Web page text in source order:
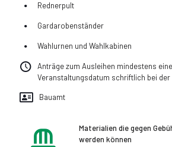
Rednerpult
Gardarobenständer
Wahlurnen und Wahlkabinen
Anträge zum Ausleihen mindestens
Veranstaltungsdatum schriftlich bei der
Bauamt
Materialien die gegen
werden können